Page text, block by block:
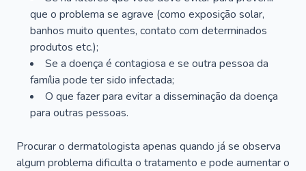
que o problema se agrave (como exposição solar,
banhos muito quentes, contato com determinados
produtos etc.);
Se a doença é contagiosa e se outra pessoa da
família pode ter sido infectada;
O que fazer para evitar a disseminação da doença
para outras pessoas.
Procurar o dermatologista apenas quando já se observa
algum problema dificulta o tratamento e pode aumentar o